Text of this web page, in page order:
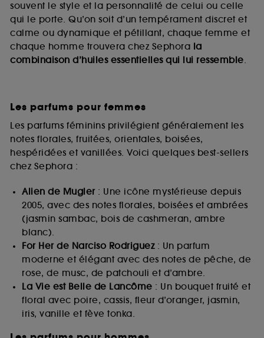
souvent le style et la personnalité de celui ou celle
qui le porte. Qu’on soit d’un tempérament discret et
calme ou dynamique et pétillant, chaque femme et
chaque homme trouvera chez Sephora la
combinaison d’huiles essentielles qui lui ressemble.
Les parfums pour femmes
Les parfums féminins privilégient généralement les
notes florales, fruitées, orientales, boisées,
hespéridées et vanillées. Voici quelques best-sellers
chez Sephora :
Alien de Mugler: Une icône mystérieuse depuis
2005, avec des notes florales, boisées et ambrées
(jasmin sambac, bois de cashmeran, ambre
blanc).
For Her de Narciso Rodriguez: Un parfum
moderne et élégant avec des notes de pêche, de
rose, de musc, de patchouli et d’ambre.
La Vie est Belle de Lancôme : Un bouquet fruité et
floral avec poire, cassis, fleur d’oranger, jasmin,
iris, vanille et fève tonka.